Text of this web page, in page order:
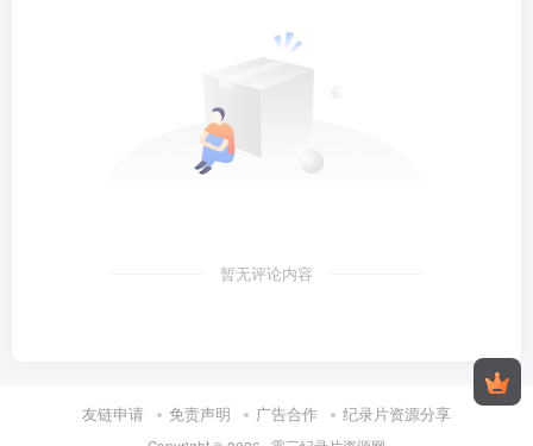
暂无评论内容
友链申请 免责声明 广告合作 纪录片资源分享